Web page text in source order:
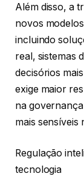
Além disso, a
novos
incluindo
real, sistemas
decisórios
exige maior
na
mais sensíveis
Regulação
tecnologia